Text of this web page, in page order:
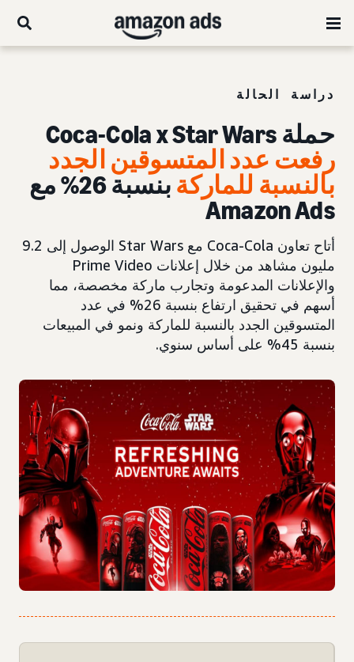
دراسة الحالة
حملة Coca-Cola x Star Wars
رفعت عدد المتسوقين الجدد
بالنسبة للماركة
بنسبة 26% مع
Amazon Ads
أتاح تعاون Coca-Cola مع Star Wars الوصول إلى 9.2
مليون مشاهد من خلال إعلانات Prime Video
والإعلانات المدعومة وتجارب ماركة مخصصة، مما
أسهم في تحقيق ارتفاع بنسبة 26% في عدد
المتسوقين الجدد بالنسبة للماركة ونمو في المبيعات
بنسبة 45% على أساس سنوي.